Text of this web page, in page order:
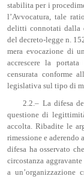
stabilita per i
l’Avvocatura, tale
delitti connotati dalla
del decreto-legge n.
mera evocazione di
accrescere la
censurata conforme
legislativa sul tipo di
2.2.– La difesa
questione di
accolta. Ribadite le
rimessione e aderendo
difesa ha osservato
circostanza
a un’organizzazione